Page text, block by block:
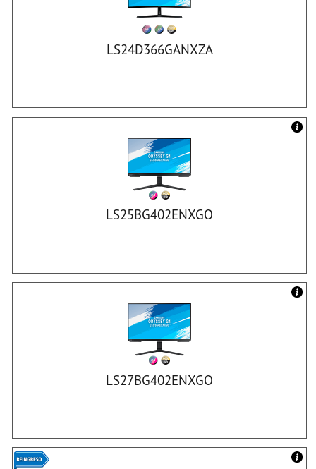
LS24D366GANXZA
LS25BG402ENXGO
LS27BG402ENXGO